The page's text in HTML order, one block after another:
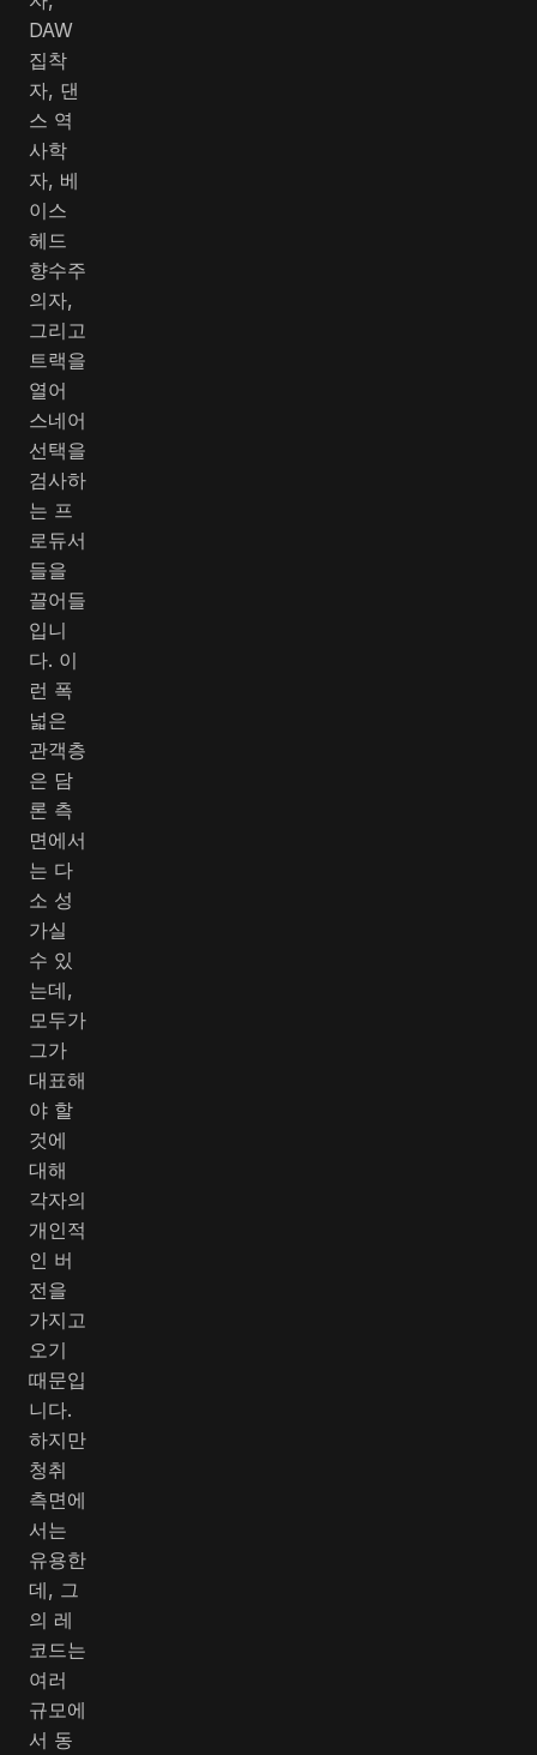
DAW
집착
자, 댄
스 역
사학
자, 베
이스
헤드
향수주
의자,
그리고
트랙을
열어
스네어
선택을
검사하
는 프
로듀서
들을
끌어들
입니
다. 이
런 폭
넓은
관객층
은 담
론 측
면에서
는 다
소 성
가실
수 있
는데,
모두가
그가
대표해
야 할
것에
대해
각자의
개인적
인 버
전을
가지고
오기
때문입
니다.
하지만
청취
측면에
서는
유용한
데, 그
의 레
코드는
여러
규모에
서 동